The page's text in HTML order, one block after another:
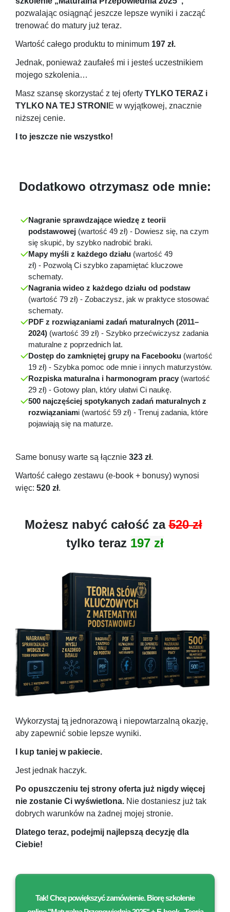
pozwalając osiągnąć jeszcze lepsze wyniki i zacząć
trenować do matury już teraz.
Wartość całego produktu to minimum 197 zł.
Jednak, ponieważ zaufałeś mi i jesteś uczestnikiem
mojego szkolenia…
Masz szansę skorzystać z tej oferty TYLKO TERAZ i
TYLKO NA TEJ STRONI E w wyjątkowej, znacznie
niższej cenie.
I to jeszcze nie wszystko!
Dodatkowo otrzymasz ode mnie:
Nagranie sprawdzające wiedzę z teorii
podstawowej (wartość 49 zł) - Dowiesz się, na czym
się skupić, by szybko nadrobić braki.
Mapy myśli z każdego działu (wartość 49
zł) - Pozwolą Ci szybko zapamiętać kluczowe
schematy.
Nagrania wideo z każdego działu od podstaw
(wartość 79 zł) - Zobaczysz, jak w praktyce stosować
schematy.
PDF z rozwiązaniami zadań maturalnych (2011–
2024) (wartość 39 zł) - Szybko przećwiczysz zadania
maturalne z poprzednich lat.
Dostęp do zamkniętej grupy na Facebooku (wartość
19 zł) - Szybka pomoc ode mnie i innych maturzystów.
Rozpiska maturalna i harmonogram pracy (wartość
29 zł) - Gotowy plan, który ułatwi Ci naukę.
500 najczęściej spotykanych zadań maturalnych z
rozwiązaniami (wartość 59 zł) - Trenuj zadania, które
pojawiają się na maturze.
Same bonusy warte są łącznie 323 zł.
Wartość całego zestawu (e-book + bonusy) wynosi
więc: 520 zł.
Możesz nabyć całość za520 zł
tylko teraz 197 zł
Wykorzystaj tą jednorazową i niepowtarzalną okazję,
aby zapewnić sobie lepsze wyniki.
I kup taniej w pakiecie.
Jest jednak haczyk.
Po opuszczeniu tej strony oferta już nigdy więcej
nie zostanie Ci wyświetlona. Nie dostaniesz już tak
dobrych warunków na żadnej mojej stronie.
Dlatego teraz, podejmij najlepszą decyzję dla
Ciebie!
Tak! Chcę powiększyć zamówienie. Bioręszkolenie